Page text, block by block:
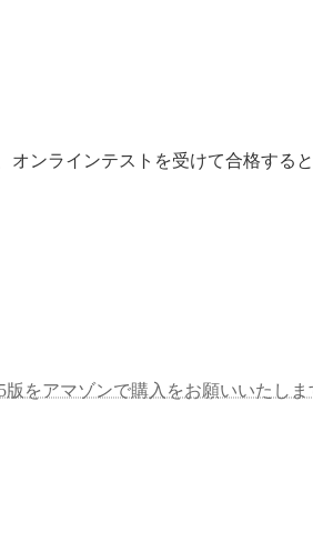
オンラインテストを受けて合格すると
をアマゾンで購入をお願いいたしま